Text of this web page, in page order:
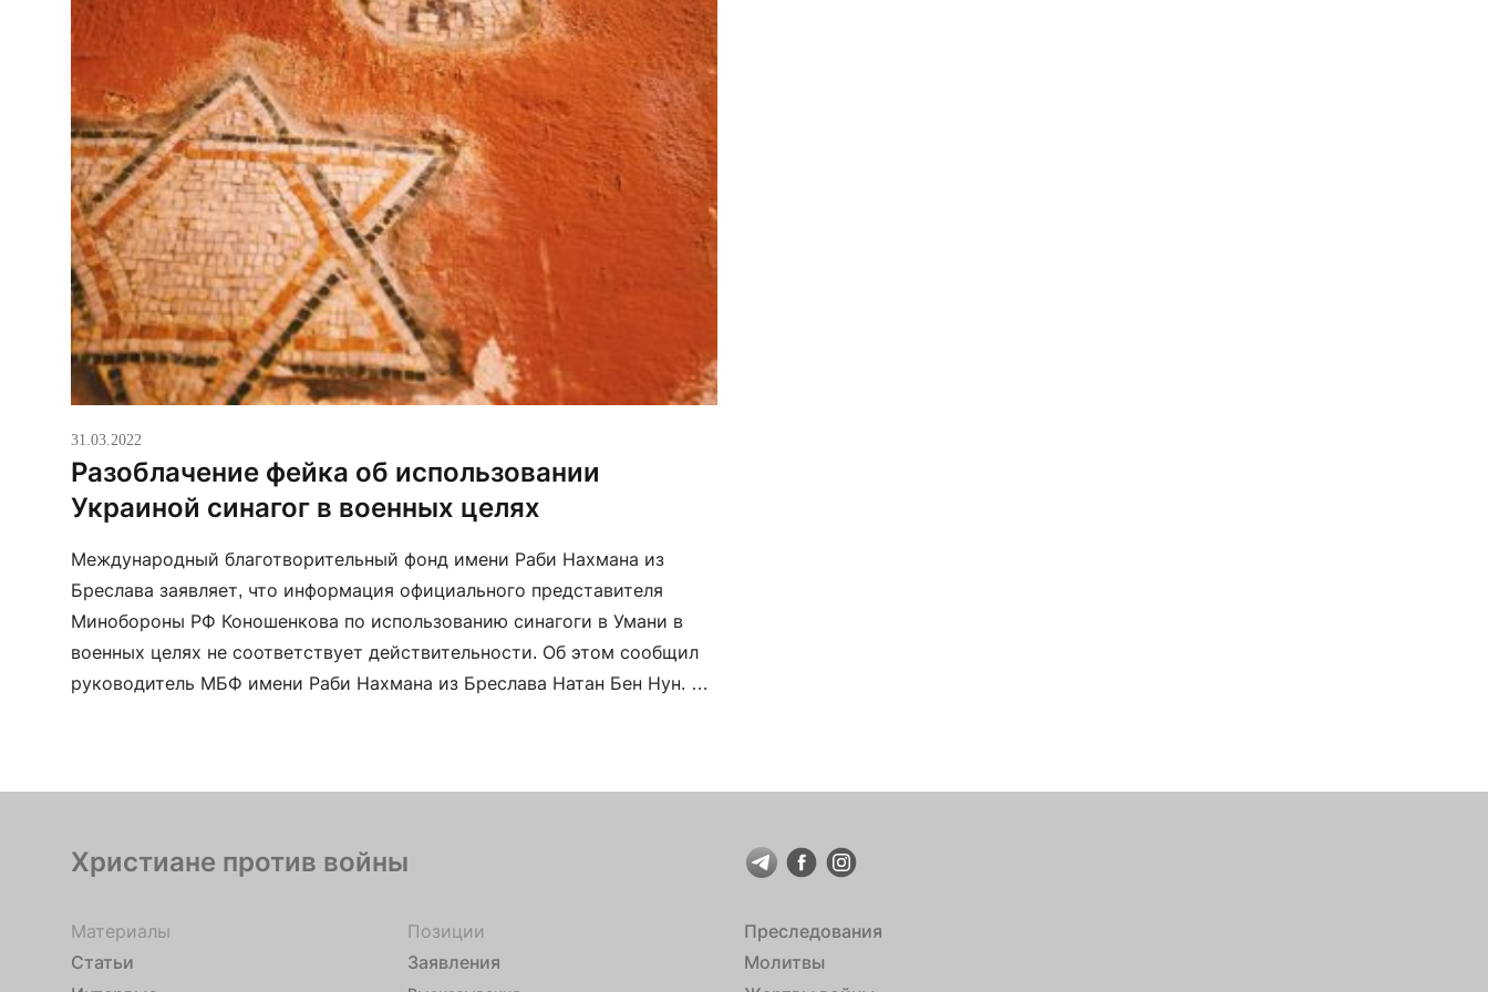
31.03.2022
Разоблачение фейка об использовании
Украиной синагог в военных целях
Международный благотворительный фонд имени Раби Нахмана из
Бреслава заявляет, что информация официального представителя
Минобороны РФ Коношенкова по использованию синагоги в Умани в
военных целях не соответствует действительности. Об этом сообщил
руководитель МБФ имени Раби Нахмана из Бреслава Натан Бен Нун. В
Христиане против войны
Материалы
Статьи
Позиции
Заявления
Преследования
Молитвы